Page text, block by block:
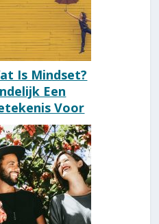
Is Mindset?
Een
Voor
Vage Term